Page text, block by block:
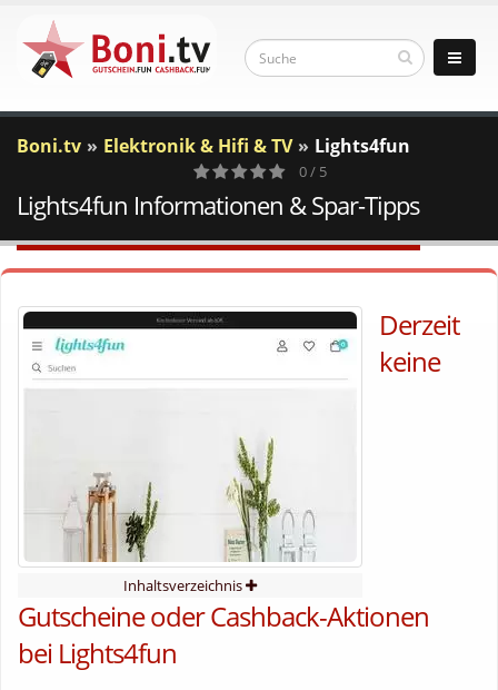
Boni.tv Elektronik & Hifi & TV Lights4fun
0
Votes
0 / 5
Lights4fun Informationen & Spar-Tipps
Inhaltsverzeichnis
Derzeit
keine
Gutscheine oder Cashback-Aktionen
bei Lights4fun